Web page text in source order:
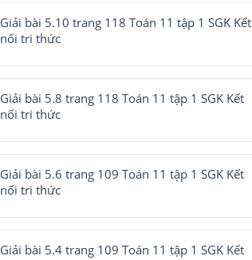
Giải bài 5.10 trang 118 Toán 11 tập 1 SGK Kết
nối tri thức
Giải bài 5.8 trang 118 Toán 11 tập 1 SGK Kết
nối tri thức
Giải bài 5.6 trang 109 Toán 11 tập 1 SGK Kết
nối tri thức
Giải bài 5.4 trang 109 Toán 11 tập 1 SGK Kết